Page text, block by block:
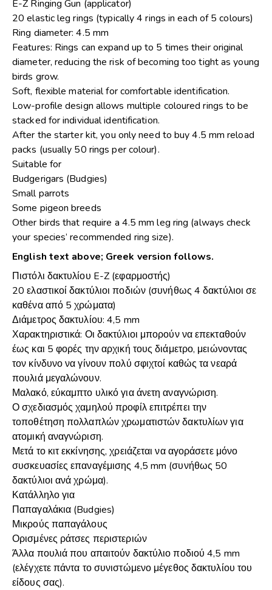
E-Z Ringing Gun (applicator)
20 elastic leg rings (typically 4 rings in each of 5 colours)
Ring diameter: 4.5 mm
Features: Rings can expand up to 5 times their original
diameter, reducing the risk of becoming too tight as young
birds grow.
Soft, flexible material for comfortable identification.
Low-profile design allows multiple coloured rings to be
stacked for individual identification.
After the starter kit, you only need to buy 4.5 mm reload
packs (usually 50 rings per colour).
Suitable for
Budgerigars (Budgies)
Small parrots
Some pigeon breeds
Other birds that require a 4.5 mm leg ring (always check
your species’ recommended ring size).
English text above; Greek version follows.
Πιστόλι δακτυλίου E-Z (εφαρμοστής)
20 ελαστικοί δακτύλιοι ποδιών (συνήθως 4 δακτύλιοι σε
καθένα από 5 χρώματα)
Διάμετρος δακτυλίου: 4,5 mm
Χαρακτηριστικά: Οι δακτύλιοι μπορούν να επεκταθούν
έως και 5 φορές την αρχική τους διάμετρο, μειώνοντας
τον κίνδυνο να γίνουν πολύ σφιχτοί καθώς τα νεαρά
πουλιά μεγαλώνουν.
Μαλακό, εύκαμπτο υλικό για άνετη αναγνώριση.
Ο σχεδιασμός χαμηλού προφίλ επιτρέπει την
τοποθέτηση πολλαπλών χρωματιστών δακτυλίων για
ατομική αναγνώριση.
Μετά το κιτ εκκίνησης, χρειάζεται να αγοράσετε μόνο
συσκευασίες επαναγέμισης 4,5 mm (συνήθως 50
δακτύλιοι ανά χρώμα).
Κατάλληλο για
Παπαγαλάκια (Budgies)
Μικρούς παπαγάλους
Ορισμένες ράτσες περιστεριών
Άλλα πουλιά που απαιτούν δακτύλιο ποδιού 4,5 mm
(ελέγχετε πάντα το συνιστώμενο μέγεθος δακτυλίου του
είδους σας).